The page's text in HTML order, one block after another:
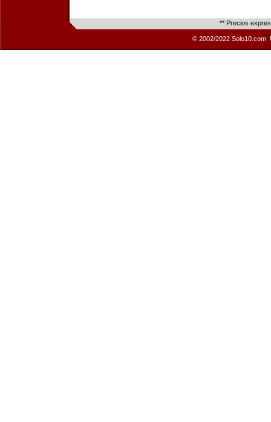
** Precios
© 2002/2022 Solo10.com